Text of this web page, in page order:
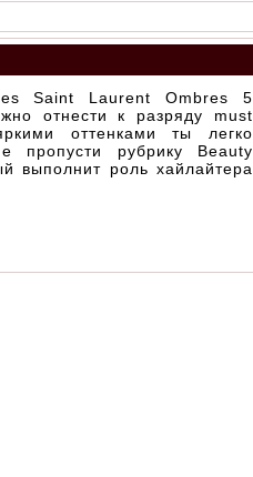
Saint Laurent Ombres 5
отнести к разряду must
оттенками ты легко
пропусти рубрику Beauty
выполнит роль хайлайтера